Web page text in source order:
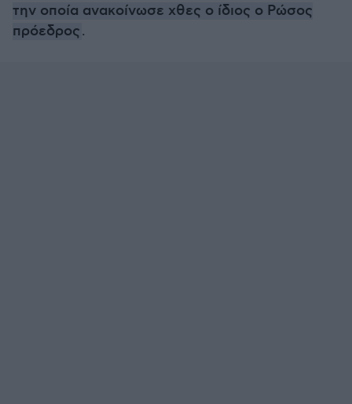
την οποία ανακοίνωσε χθες ο ίδιος ο Ρώσος
πρόεδρος.